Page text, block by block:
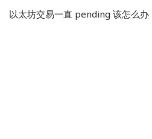
以太坊交易一直 pending 该怎么办